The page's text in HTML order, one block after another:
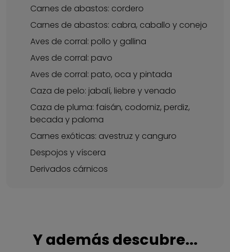
Carnes de abastos: cordero
Carnes de abastos: cabra, caballo y conejo
Aves de corral: pollo y gallina
Aves de corral: pavo
Aves de corral: pato, oca y pintada
Caza de pelo: jabalí, liebre y venado
Caza de pluma: faisán, codorniz, perdiz,
becada y paloma
Carnes exóticas: avestruz y canguro
Despojos y víscera
Derivados cárnicos
Y además descubre...